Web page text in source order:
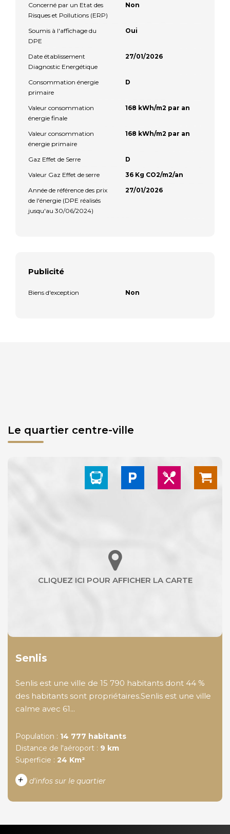
Concerné par un Etat des
Risques et Pollutions (ERP)
Non
Soumis à l'affichage du
DPE
Oui
Date établissement
Diagnostic Energétique
27/01/2026
Consommation énergie
primaire
D
Valeur consommation
énergie finale
168 kWh/m2 par an
Valeur consommation
énergie primaire
168 kWh/m2 par an
Gaz Effet de Serre
D
Valeur Gaz Effet de serre
36 Kg CO2/m2/an
Année de référence des prix
de l'énergie (DPE réalisés
jusqu'au 30/06/2024)
27/01/2026
Publicité
Biens d'exception Non
Le quartier centre-ville
Senlis
Senlis est une ville de 15 790 habitants dont 44 %
des habitants sont propriétaires.Senlis est une ville
calme avec 61...
Population : 14 777 habitants
Distance de l'aéroport : 9 km
Superficie : 24 Km²
+ d'infos sur le quartier